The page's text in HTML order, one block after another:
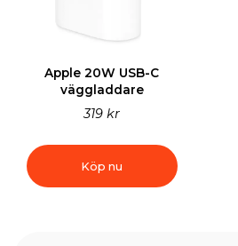
Apple 20W USB-C
väggladdare
319 kr
Köp nu